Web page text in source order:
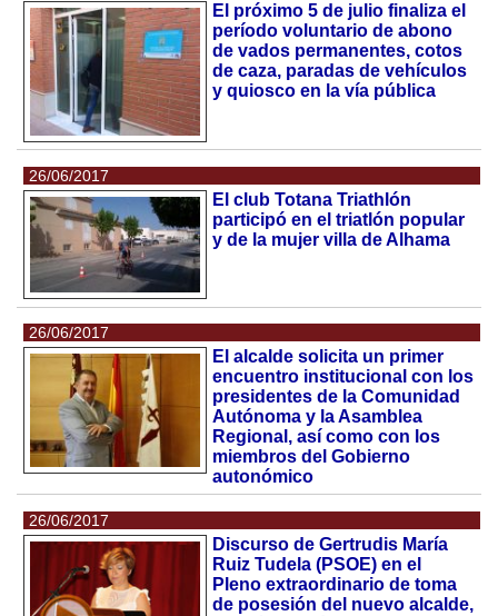
El próximo 5 de julio finaliza el
período voluntario de abono
de vados permanentes, cotos
de caza, paradas de vehículos
y quiosco en la vía pública
26/06/2017
El club Totana Triathlón
participó en el triatlón popular
y de la mujer villa de Alhama
26/06/2017
El alcalde solicita un primer
encuentro institucional con los
presidentes de la Comunidad
Autónoma y la Asamblea
Regional, así como con los
miembros del Gobierno
autonómico
26/06/2017
Discurso de Gertrudis María
Ruiz Tudela (PSOE) en el
Pleno extraordinario de toma
de posesión del nuevo alcalde,